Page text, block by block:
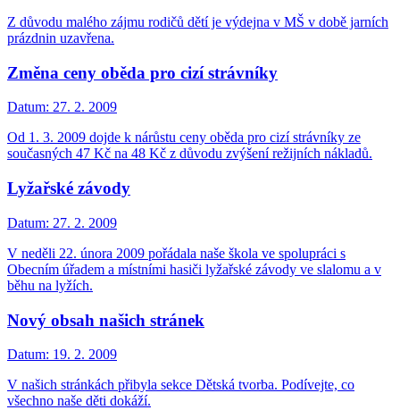
Z důvodu malého zájmu rodičů dětí je výdejna v MŠ v době jarních
prázdnin uzavřena.
Změna ceny oběda pro cizí strávníky
Datum: 27. 2. 2009
Od 1. 3. 2009 dojde k nárůstu ceny oběda pro cizí strávníky ze
současných 47 Kč na 48 Kč z důvodu zvýšení režijních nákladů.
Lyžařské závody
Datum: 27. 2. 2009
V neděli 22. února 2009 pořádala naše škola ve spolupráci s
Obecním úřadem a místními hasiči lyžařské závody ve slalomu a v
běhu na lyžích.
Nový obsah našich stránek
Datum: 19. 2. 2009
V našich stránkách přibyla sekce Dětská tvorba. Podívejte, co
všechno naše děti dokáží.